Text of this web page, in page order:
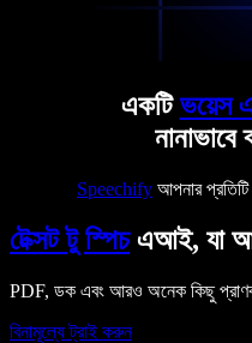
একটিভয়েস
Speechify আপনার
টেক্সট টু স্পিচএআই, যা
PDF, ডক এবং আরও অনেক কিছু
বিনামূল্যে ট্রাই করুন